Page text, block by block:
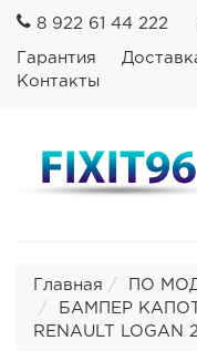
8 922 61 44 222
Гарантия
Контакты
Главная ПО
БАМПЕР
RENAULT LOGAN